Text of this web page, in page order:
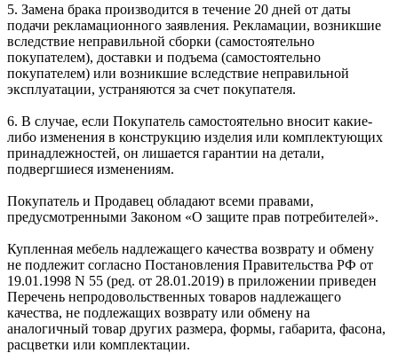
5. Замена брака производится в течение 20 дней от даты
подачи рекламационного заявления. Рекламации, возникшие
вследствие неправильной сборки (самостоятельно
покупателем), доставки и подъема (самостоятельно
покупателем) или возникшие вследствие неправильной
эксплуатации, устраняются за счет покупателя.
6. В случае, если Покупатель самостоятельно вносит какие-
либо изменения в конструкцию изделия или комплектующих
принадлежностей, он лишается гарантии на детали,
подвергшиеся изменениям.
Покупатель и Продавец обладают всеми правами,
предусмотренными Законом «О защите прав потребителей».
Купленная мебель надлежащего качества возврату и обмену
не подлежит согласно Постановления Правительства РФ от
19.01.1998 N 55 (ред. от 28.01.2019) в приложении приведен
Перечень непродовольственных товаров надлежащего
качества, не подлежащих возврату или обмену на
аналогичный товар других размера, формы, габарита, фасона,
расцветки или комплектации.